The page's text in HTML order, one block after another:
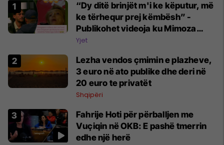
“Dy ditë brinjët m'i ke këputur, më
ke tërhequr prej këmbësh” -
Publikohet videoja ku Mimoza
Ahmeti akuzon Adionin për
Yjet
Lezha vendos çmimin e plazheve,
3 euro në ato publike dhe deri në
20 euro te privatët
Shqipëri
Fahrije Hoti për përballjen me
Vuçiqin në OKB: E pashë tmerrin
edhe një herë